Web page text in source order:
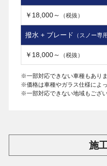
￥18,000～ （税抜）
撥水 + ブレード （スノー専
￥18,000～ （税抜）
※一部対応できない車種もありま
※価格は車種やガラス仕様によ
※一部対応できない地域もござい
施